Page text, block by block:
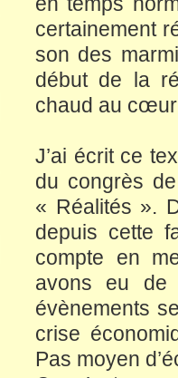
certainement
son des
début de la
chaud au
J’ai écrit ce
du congrès
« Réalités ».
depuis cette
compte en
avons eu de
évènements
crise
Pas moyen